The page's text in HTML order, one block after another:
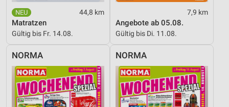
44,8 km
Matratzen
Gültig bis Fr. 14.08.
7,9 km
Angebote ab 05.08.
Gültig bis Di. 11.08.
NORMA NORMA